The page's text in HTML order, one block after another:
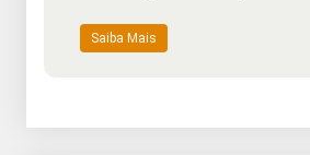
Saiba Mais